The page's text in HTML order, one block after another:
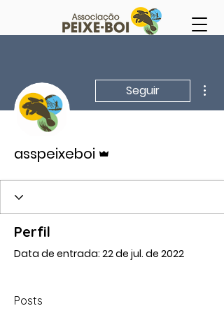
Seguir
asspeixeboi
Perfil
Data de entrada: 22 de jul. de 2022
Posts